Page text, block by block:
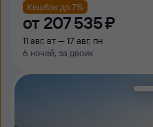
Кешбэк до 7%
от 207 ⁠535 ⁠₽
11 авг, вт — 17 авг, пн
6 ночей, за двоих